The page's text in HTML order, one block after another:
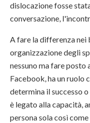
dislocazione fosse
conversazione,
A fare la differenza nei
organizzazione degli
nessuno ma fare posto
Facebook, ha un ruolo
determina il successo
è legato alla capacità,
persona sola così